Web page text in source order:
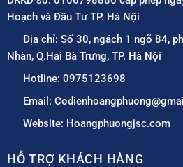
Hoạch và Đầu Tư TP. Hà Nội
Địa chỉ: Số 30, ngách 1 ngõ 84,
Nhàn, Q.Hai Bà Trưng, TP. Hà Nội
Hotline: 0975123698
Email:
Website: Hoangphuongjsc.com
HỖ TRỢ KHÁCH HÀNG